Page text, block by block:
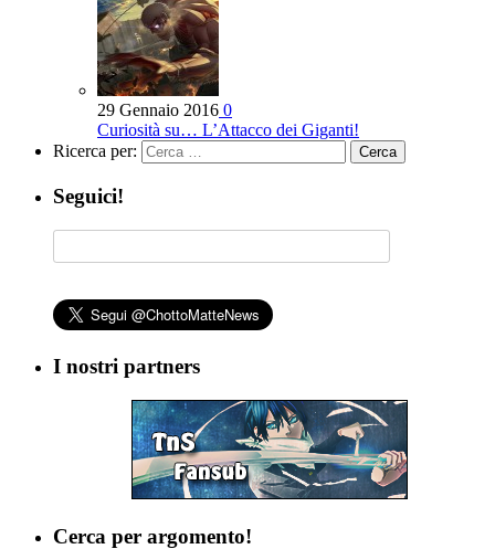
29 Gennaio 2016 0
Curiosità su… L’Attacco dei Giganti!
Ricerca per:
Seguici!
I nostri partners
Cerca per argomento!